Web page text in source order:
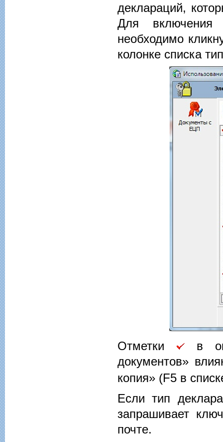
деклараций,
Для включения
необходимо
колонке списка
Отметки
в
документов»
копия» (F5 в
Если тип
запрашивает
почте.